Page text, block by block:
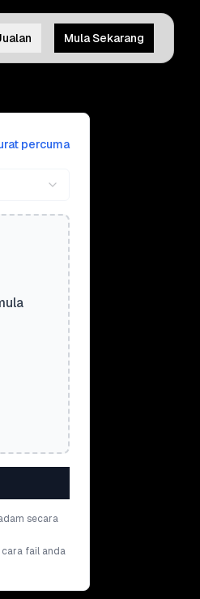
Mula Sekarang
percuma
secara
fail anda